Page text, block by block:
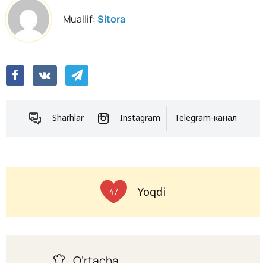
Muallif:Sitora
Sharhlar Instagram Telegram-канал
47 Yoqdi